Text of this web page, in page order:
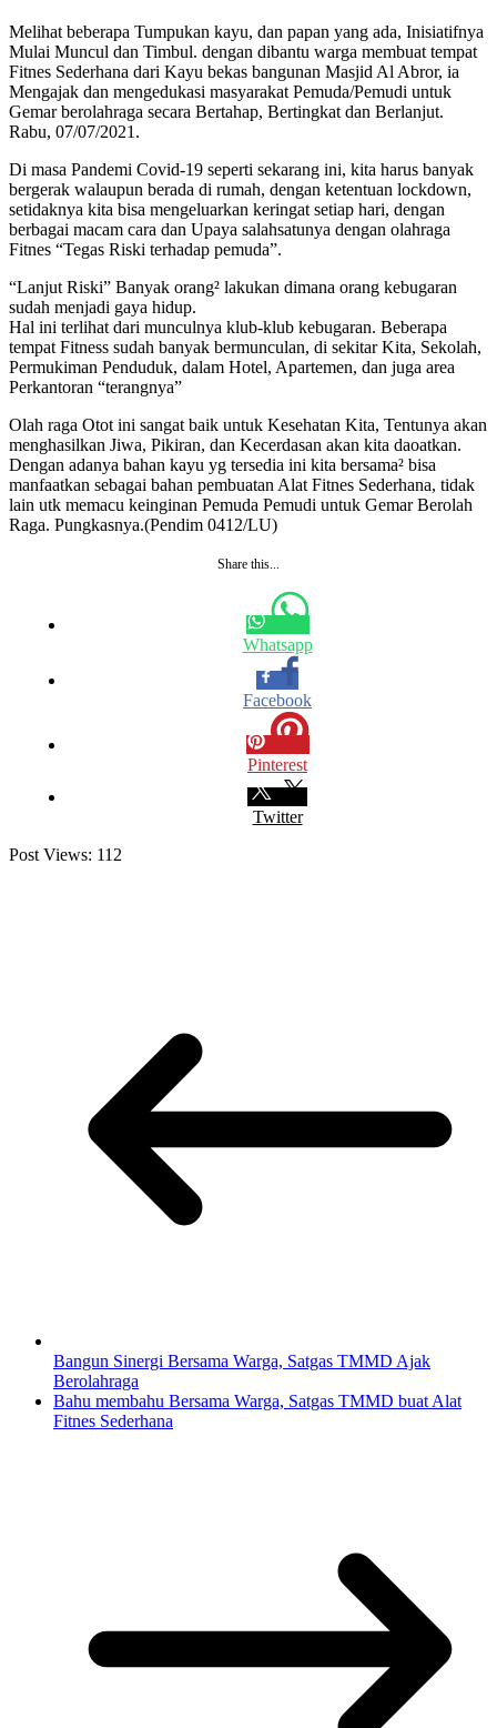
Melihat beberapa Tumpukan kayu, dan papan yang ada, Inisiatifnya
Mulai Muncul dan Timbul. dengan dibantu warga membuat tempat
Fitnes Sederhana dari Kayu bekas bangunan Masjid Al Abror, ia
Mengajak dan mengedukasi masyarakat Pemuda/Pemudi untuk
Gemar berolahraga secara Bertahap, Bertingkat dan Berlanjut.
Rabu, 07/07/2021.
Di masa Pandemi Covid-19 seperti sekarang ini, kita harus banyak
bergerak walaupun berada di rumah, dengan ketentuan lockdown,
setidaknya kita bisa mengeluarkan keringat setiap hari, dengan
berbagai macam cara dan Upaya salahsatunya dengan olahraga
Fitnes “Tegas Riski terhadap pemuda”.
“Lanjut Riski” Banyak orang² lakukan dimana orang kebugaran
sudah menjadi gaya hidup.
Hal ini terlihat dari munculnya klub-klub kebugaran. Beberapa
tempat Fitness sudah banyak bermunculan, di sekitar Kita, Sekolah,
Permukiman Penduduk, dalam Hotel, Apartemen, dan juga area
Perkantoran “terangnya”
Olah raga Otot ini sangat baik untuk Kesehatan Kita, Tentunya akan
menghasilkan Jiwa, Pikiran, dan Kecerdasan akan kita daoatkan.
Dengan adanya bahan kayu yg tersedia ini kita bersama² bisa
manfaatkan sebagai bahan pembuatan Alat Fitnes Sederhana, tidak
lain utk memacu keinginan Pemuda Pemudi untuk Gemar Berolah
Raga. Pungkasnya.(Pendim 0412/LU)
Share this...
Whatsapp
Facebook
Pinterest
Twitter
Post Views: 112
Bangun Sinergi Bersama Warga, Satgas TMMD Ajak
Berolahraga
Bahu membahu Bersama Warga, Satgas TMMD buat Alat
Fitnes Sederhana